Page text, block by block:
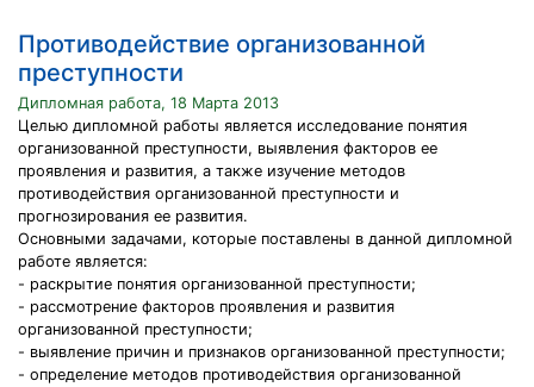
Противодействие организованной
преступности
Дипломная работа, 18 Марта 2013
Целью дипломной работы является исследование понятия
организованной преступности, выявления факторов ее
проявления и развития, а также изучение методов
противодействия организованной преступности и
прогнозирования ее развития.
Основными задачами, которые поставлены в данной дипломной
работе является:
- раскрытие понятия организованной преступности;
- рассмотрение факторов проявления и развития
организованной преступности;
- выявление причин и признаков организованной преступности;
- определение методов противодействия организованной